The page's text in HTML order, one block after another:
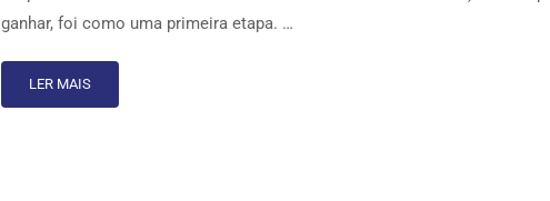
ganhar, foi como uma primeira etapa. …
LER MAIS